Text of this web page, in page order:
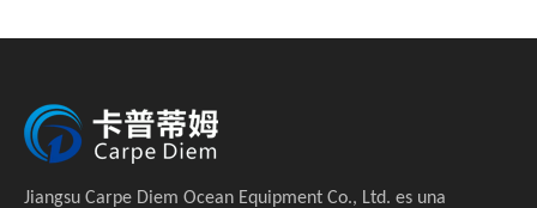
Jiangsu Carpe Diem Ocean Equipment Co., Ltd. es una